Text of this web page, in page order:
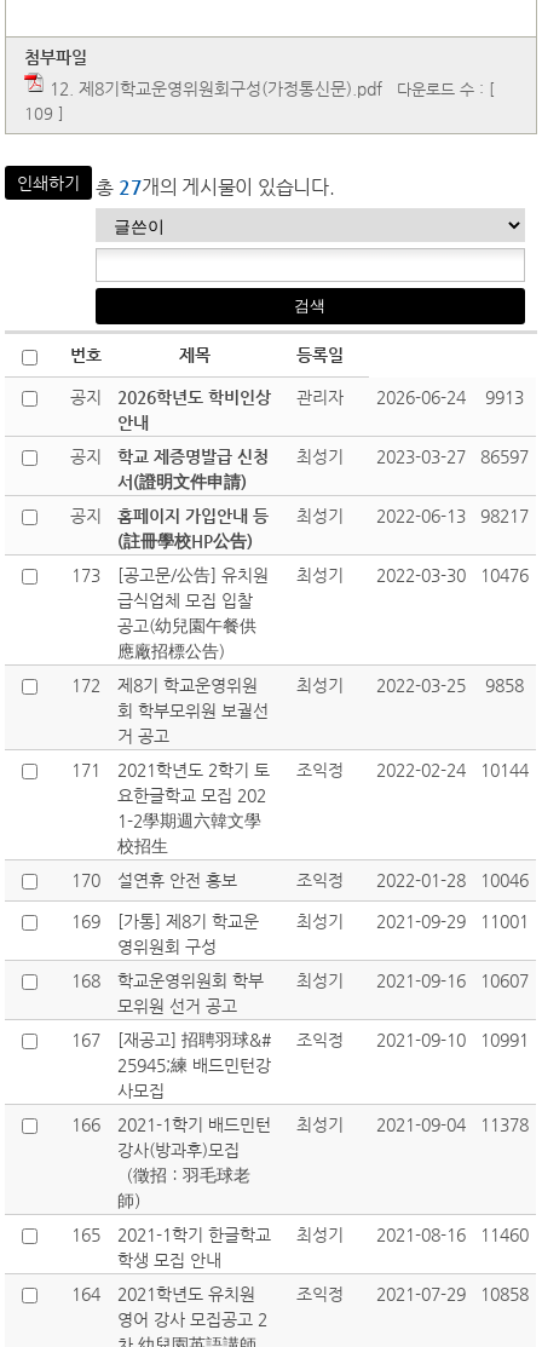
첨부파일
12. 제8기학교운영위원회구성(가정통신문).pdf 다운로드 수 : [
109 ]
인쇄하기 총 27개의 게시물이 있습니다.
번호 제목 등록일
공지
2026학년도 학비인상
안내
관리자 2026-06-24 9913
공지
학교 제증명발급 신청
서(證明文件申請)
최성기 2023-03-27 86597
공지
홈페이지 가입안내 등
(註冊學校HP公告)
최성기 2022-06-13 98217
173
[공고문/公告] 유치원
급식업체 모집 입찰
공고(幼兒園午餐供
應廠招標公告)
최성기 2022-03-30 10476
172
제8기 학교운영위원
회 학부모위원 보궐선
거 공고
최성기 2022-03-25 9858
171
2021학년도 2학기 토
요한글학교 모집 202
1-2學期週六韓文學
校招生
조익정 2022-02-24 10144
170 설연휴 안전 홍보 조익정 2022-01-28 10046
169
[가통] 제8기 학교운
영위원회 구성
최성기 2021-09-29 11001
168
학교운영위원회 학부
모위원 선거 공고
최성기 2021-09-16 10607
167
[재공고] 招聘羽球&#
25945;練 배드민턴강
사모집
조익정 2021-09-10 10991
166
2021-1학기 배드민턴
강사(방과후)모집
（徵招：羽毛球老
師）
최성기 2021-09-04 11378
165
2021-1학기 한글학교
학생 모집 안내
최성기 2021-08-16 11460
164
2021학년도 유치원
영어 강사 모집공고 2
조익정 2021-07-29 10858